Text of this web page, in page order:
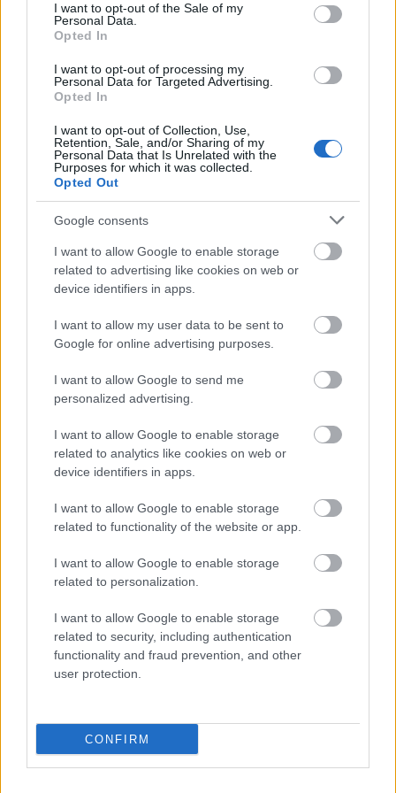
I want to opt-out of the Sale of my
Personal Data.
Opted In
I want to opt-out of processing my
Personal Data for Targeted Advertising.
Opted In
I want to opt-out of Collection, Use,
Retention, Sale, and/or Sharing of my
Personal Data that Is Unrelated with the
Purposes for which it was collected.
Opted Out
Google consents
I want to allow Google to enable storage
related to advertising like cookies on web or
device identifiers in apps.
I want to allow my user data to be sent to
Google for online advertising purposes.
I want to allow Google to send me
personalized advertising.
I want to allow Google to enable storage
related to analytics like cookies on web or
device identifiers in apps.
I want to allow Google to enable storage
related to functionality of the website or app.
I want to allow Google to enable storage
related to personalization.
I want to allow Google to enable storage
related to security, including authentication
functionality and fraud prevention, and other
user protection.
CONFIRM
hamar visszarepítenek minket a korszakba.
Mindegyik szereplő tettének mozgatórugója kiderül,
A film gerincét a megtörtént események adják,
azonban az alkotók egyszerűsítettek rajtuk.
Kevesebb szereplőt vontak be, alig van üresjárat,
következménye lesz. A három női karakter merőben
eltér egymástól, és éppen ettől lesz izgalmas a film,
nekik köszönhetően működik ilyen jól az egész. A